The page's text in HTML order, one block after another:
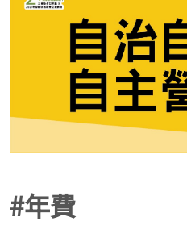
#年費